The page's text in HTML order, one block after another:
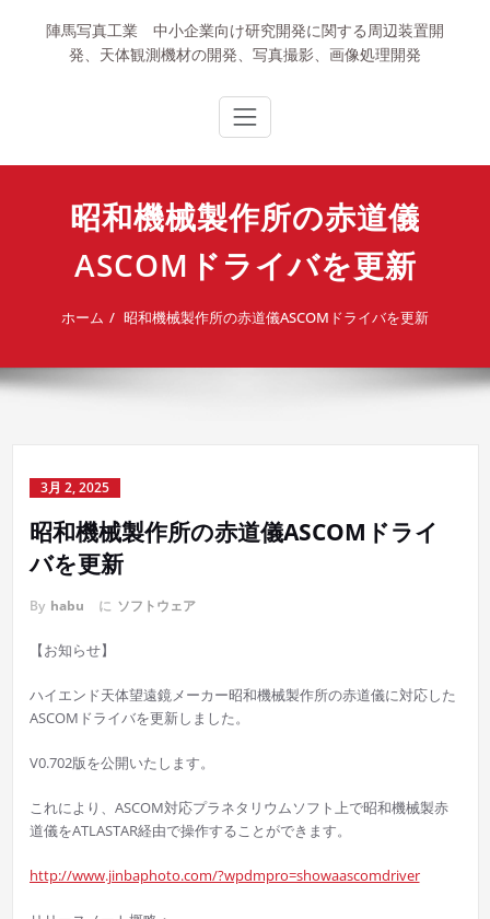
陣馬写真工業 中小企業向け研究開発に関する周辺装置開
発、天体観測機材の開発、写真撮影、画像処理開発
昭和機械製作所の赤道儀
ASCOMドライバを更新
ホーム 昭和機械製作所の赤道儀ASCOMドライバを更新
3月 2, 2025
昭和機械製作所の赤道儀ASCOMドライ
バを更新
By habu に ソフトウェア
【お知らせ】
ハイエンド天体望遠鏡メーカー昭和機械製作所の赤道儀に対応した
ASCOMドライバを更新しました。
V0.702版を公開いたします。
これにより、ASCOM対応プラネタリウムソフト上で昭和機械製赤
道儀をATLASTAR経由で操作することができます。
http://www.jinbaphoto.com/?wpdmpro=showaascomdriver